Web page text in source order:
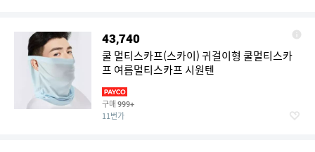
43,740
쿨 멀티스카프(스카이) 귀걸이형 쿨멀티스카
프 여름멀티스카프 시원텐
구매 999+
11번가